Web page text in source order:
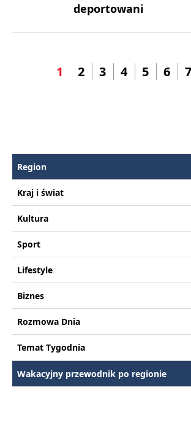
deportowani
1 2 3 4 5 6 7
Region
Kraj i świat
Kultura
Sport
Lifestyle
Biznes
Rozmowa Dnia
Temat Tygodnia
Wakacyjny przewodnik po regionie